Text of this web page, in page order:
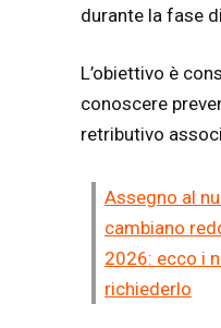
durante la fase
L’obiettivo è
conoscere
retributivo
Assegno al
cambiano
2026: ecco i
richiederlo